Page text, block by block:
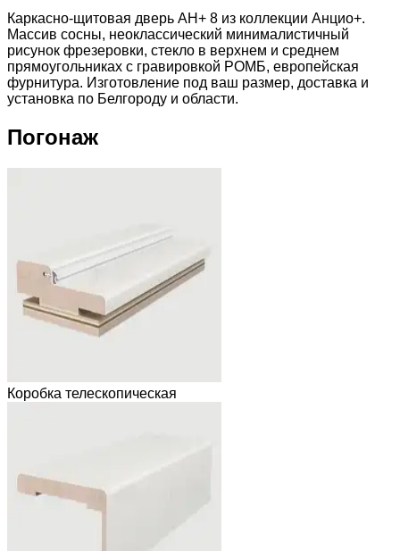
Каркасно-щитовая дверь АН+ 8 из коллекции Анцио+.
Массив сосны, неоклассический минималистичный
рисунок фрезеровки, стекло в верхнем и среднем
прямоугольниках с гравировкой РОМБ, европейская
фурнитура. Изготовление под ваш размер, доставка и
установка по Белгороду и области.
Погонаж
Коробка телескопическая